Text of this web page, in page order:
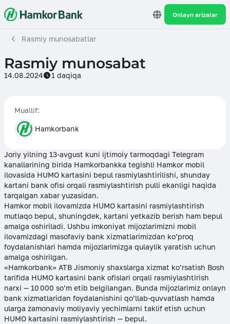
Onlayn arizalar
Rasmiy munosabatlar
Rasmiy munosabat
14.08.2024 1 daqiqa
Muallif:
Hamkorbank
Joriy yilning 13-avgust kuni ijtimoiy tarmoqdagi Telegram
kanallarining birida Hamkorbankka tegishli Hamkor mobil
ilovasida HUMO kartasini bepul rasmiylashtirilishi, shunday
kartani bank ofisi orqali rasmiylashtirish pulli ekanligi haqida
tarqalgan xabar yuzasidan.
Hamkor mobil ilovamizda HUMO kartasini rasmiylashtirish
mutlaqo bepul, shuningdek, kartani yetkazib berish ham bepul
amalga oshiriladi. Ushbu imkoniyat mijozlarimizni mobil
ilovamizdagi masofaviy bank xizmatlarimizdan ko’proq
foydalanishlari hamda mijozlarimizga qulaylik yaratish uchun
amalga oshirilgan.
«Hamkorbank» ATB Jismoniy shaxslarga xizmat ko’rsatish Bosh
tarifida HUMO kartasini bank ofislari orqali rasmiylashtirish
narxi — 10 000 so’m etib belgilangan. Bunda mijozlarimiz onlayn
bank xizmatlaridan foydalanishini qo’llab-quvvatlash hamda
ularga zamonaviy moliyaviy yechimlarni taklif etish uchun
HUMO kartasini rasmiylashtirish — bepul.